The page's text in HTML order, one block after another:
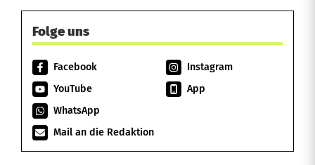
Folge uns
Facebook
Instagram
YouTube
App
WhatsApp
Mail an die Redaktion